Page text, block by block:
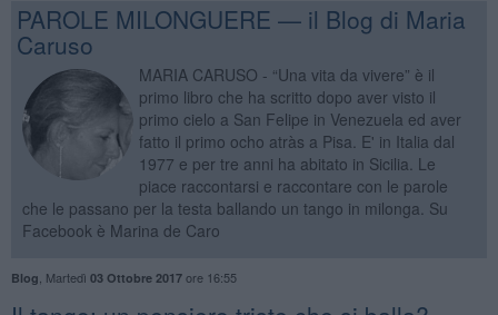
PAROLE MILONGUERE — il Blog di Maria
Caruso
MARIA CARUSO - “Una vita da vivere” è il
primo libro che ha scritto dopo aver visto il
primo cielo a San Felipe in Venezuela ed aver
fatto il primo ocho atràs a Pisa. E' in Italia dal
1977 e per tre anni ha abitato in Sicilia. Le
piace raccontarsi e raccontare con le parole
che le passano per la testa ballando un tango in milonga. Su
Facebook è Marina de Caro
Blog Martedì 03 Ottobre 2017ore 16:55